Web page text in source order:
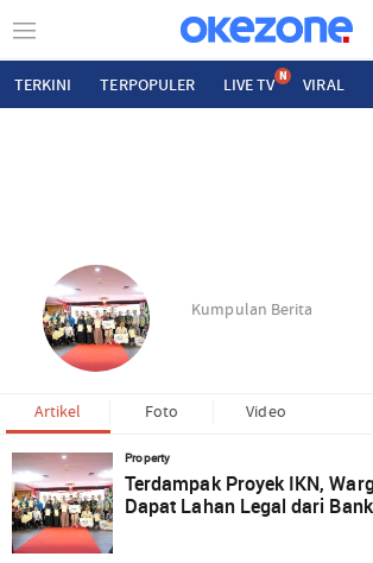
TERKINI TERPOPULER LIVE TV N VIRAL
Kumpulan Berita
Artikel Foto Video
Property
Terdampak Proyek IKN,
Dapat Lahan Legal dari